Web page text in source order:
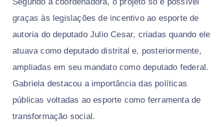
graças às legislações de incentivo ao esporte de
autoria do deputado Julio Cesar, criadas quando ele
atuava como deputado distrital e, posteriormente,
ampliadas em seu mandato como deputado federal.
Gabriela destacou a importância das políticas
públicas voltadas ao esporte como ferramenta de
transformação social.